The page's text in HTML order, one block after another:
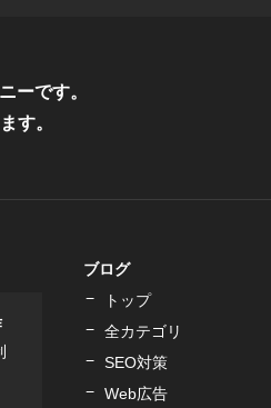
ーです。
す。
ブログ
トップ
全カテゴリ
SEO対策
Web広告